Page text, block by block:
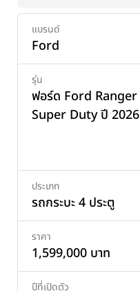
แบรนด์
Ford
รุ่น
ฟอร์ด Ford Ranger
Super Duty ปี 2026
ประเภท
รถกระบะ 4 ประตู
ราคา
1,599,000 บาท
ปีที่เปิดตัว